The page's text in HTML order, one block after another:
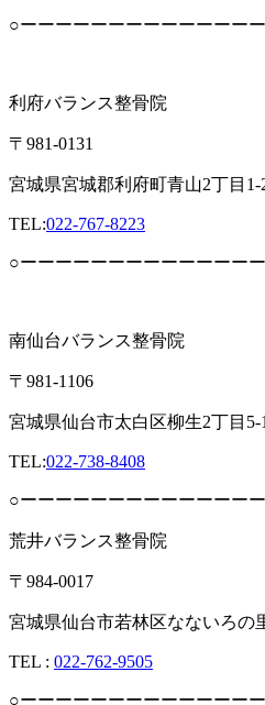
○ーーーーーーーーーーーーー
利府バランス整骨院
〒981-0131
宮城県宮城郡利府町青山2丁目
TEL:022-767-8223
○ーーーーーーーーーーーーー
南仙台バランス整骨院
〒981-1106
宮城県仙台市太白区柳生2丁目5-1
TEL:022-738-8408
○ーーーーーーーーーーーーー
荒井バランス整骨院
〒984-0017
宮城県仙台市若林区なないろの
TEL : 022-762-9505
○ーーーーーーーーーーーーー